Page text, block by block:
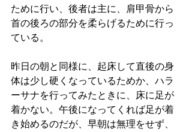
ために行い、後者は主に、肩甲骨から
首の後ろの部分を柔らげるために行っ
ている。
昨日の朝と同様に、起床して直後の身
体は少し硬くなっているためか、ハラ
ーサナを行ってみたときに、床に足が
着かない。午後になってくれば足が着
き始めるのだが、早朝は無理をせず、